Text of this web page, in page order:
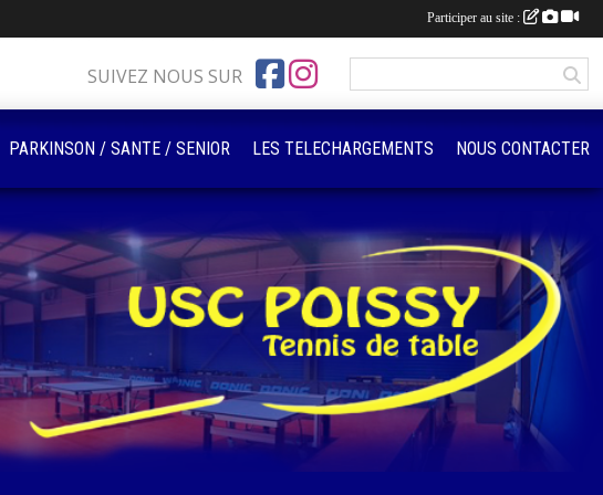
SUIVEZ NOUS SUR
PARKINSON / SANTE / SENIOR LES TELECHARGEMENTS NOUS CONTACTER
Participer au site :